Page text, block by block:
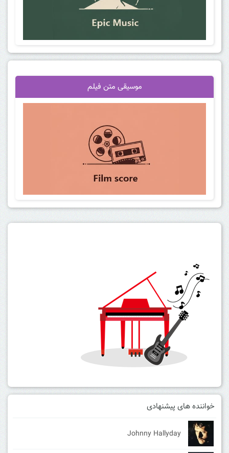
موسیقی متن فیلم
خواننده های پیشنهادی
Johnny Hallyday